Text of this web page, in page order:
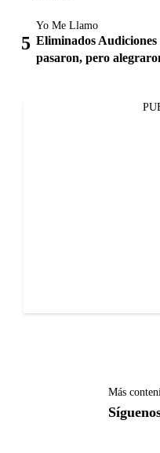
Yo Me Llamo
Eliminados
pasaron, pero
Más